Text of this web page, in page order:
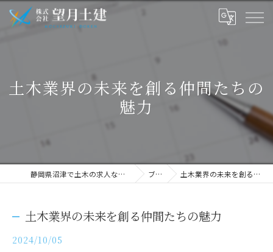
土木業界の未来を創る仲間たちの
魅力
静岡県沼津で土木の求人なら株式会社望月土建 ブログ 土木業界の未来を創る仲間たちの魅力
土木業界の未来を創る仲間たちの魅力
2024/10/05